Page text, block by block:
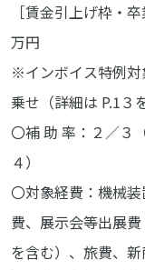
［賃金引上げ枠・
万円
※インボイス特例対
乗せ（詳細は P.1３
〇補 助 率：２／３
４）
〇対象経費：機械
費、展示会等出展
を含む）、旅費、